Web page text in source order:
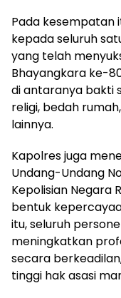
Pada kesempatan
kepada seluruh
yang telah
Bhayangkara ke-
di antaranya bakti
religi, bedah
lainnya.
Kapolres juga
Undang-Undang
Kepolisian Negara
bentuk
itu, seluruh
meningkatkan
secara
tinggi hak asasi